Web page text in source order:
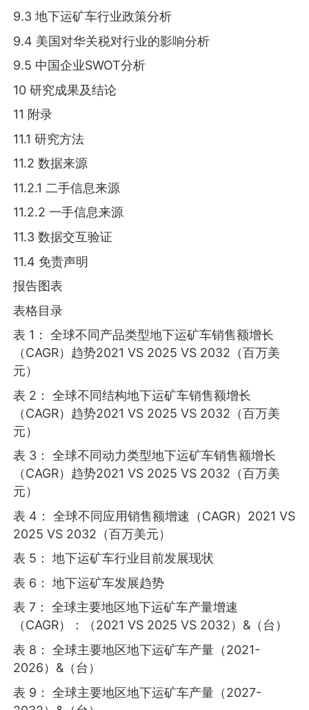
9.3 地下运矿车行业政策分析
9.4 美国对华关税对行业的影响分析
9.5 中国企业SWOT分析
10 研究成果及结论
11 附录
11.1 研究方法
11.2 数据来源
11.2.1 二手信息来源
11.2.2 一手信息来源
11.3 数据交互验证
11.4 免责声明
报告图表
表格目录
表 1： 全球不同产品类型地下运矿车销售额增长
（CAGR）趋势2021 VS 2025 VS 2032（百万美
元）
表 2： 全球不同结构地下运矿车销售额增长
（CAGR）趋势2021 VS 2025 VS 2032（百万美
元）
表 3： 全球不同动力类型地下运矿车销售额增长
（CAGR）趋势2021 VS 2025 VS 2032（百万美
元）
表 4： 全球不同应用销售额增速（CAGR）2021 VS
2025 VS 2032（百万美元）
表 5： 地下运矿车行业目前发展现状
表 6： 地下运矿车发展趋势
表 7： 全球主要地区地下运矿车产量增速
（CAGR）：（2021 VS 2025 VS 2032）&（台）
表 8： 全球主要地区地下运矿车产量（2021-
2026）&（台）
表 9： 全球主要地区地下运矿车产量（2027-